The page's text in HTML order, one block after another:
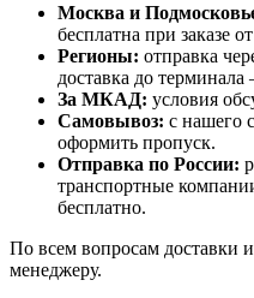
Москва и
бесплатна при заказе
Регионы: отправка
доставка до
За МКАД: условия
Самовывоз: с нашего
оформить пропуск.
Отправка по России:
транспортные
бесплатно.
По всем вопросам доставки
менеджеру.